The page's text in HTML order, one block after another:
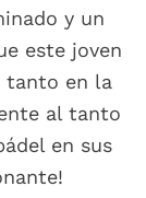
y un
este joven
tanto en la
al tanto
en sus